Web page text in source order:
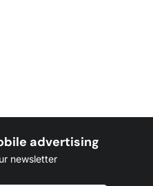
advertising
newsletter